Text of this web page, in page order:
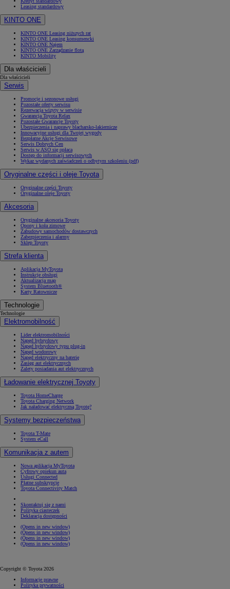
Leasing standardowy
KINTO ONE
KINTO ONE Leasing niższych rat
KINTO ONE Leasing konsumencki
KINTO ONE Najem
KINTO ONE Zarządzanie flotą
KINTO Mobility
Dla właścicieli
Dla właścicieli
Serwis
Promocje i sezonowe usługi
Pozostałe oferty serwisu
Rezerwacja wizyty w serwisie
Gwarancja Toyota Relax
Pozostałe Gwarancje Toyoty
Ubezpieczenia i naprawy blacharsko-lakiernicze
Innowacyjne usługi dla Twojej wygody
Bezpłatne Akcje Serwisowe
Serwis Dobrych Cen
Serwis w ASO się opłaca
Dostęp do informacji serwisowych
Wykaz wydanych zaświadczeń o odbytym szkoleniu (pdf)
Oryginalne części i oleje Toyota
Oryginalne części Toyoty
Oryginalne oleje Toyoty
Akcesoria
Oryginalne akcesoria Toyoty
Opony i koła zimowe
Zabudowy samochodów dostawczych
Zabezpieczenia i alarmy
Sklep Toyoty
Strefa klienta
Aplikacja MyToyota
Instrukcje obsługi
Aktualizacja map
System Bluetooth®
Karty Ratownicze
Technologie
Technologie
Elektromobilność
Lider elektromobilności
Napęd hybrydowy
Napęd hybrydowy typu plug-in
Napęd wodorowy
Napęd elektryczny na baterię
Zasięg aut elektrycznych
Zalety posiadania aut elektrycznych
Ładowanie elektrycznej Toyoty
Toyota HomeCharge
Toyota Charging Network
Jak naładować elektryczną Toyotę?
Systemy bezpieczeństwa
Toyota T-Mate
System eCall
Komunikacja z autem
Nowa aplikacja MyToyota
Cyfrowy opiekun auta
Usługi Connected
Płatne subskrypcje
Toyota Connectivity Match
Skontaktuj się z nami
Polityka ciasteczek
Deklaracja dostępności
(Opens in new window)
(Opens in new window)
(Opens in new window)
(Opens in new window)
Copyright © Toyota 2026
Informacje prawne
Polityka prywatności